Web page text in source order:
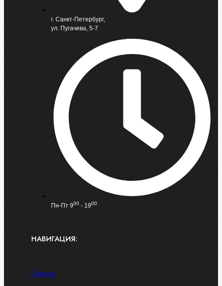
г. Санкт-Петербург,
ул. Пугачева, 5-7
Пн-Пт 900 - 1900
НАВИГАЦИЯ:
Главная